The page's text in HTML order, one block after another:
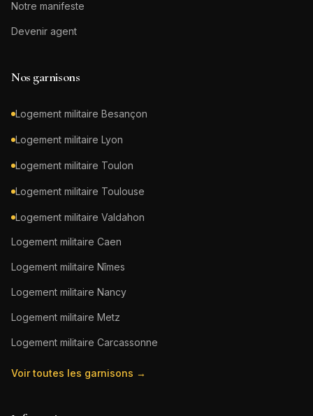
Notre manifeste
Devenir agent
Nos garnisons
Logement militaire Besançon
Logement militaire Lyon
Logement militaire Toulon
Logement militaire Toulouse
Logement militaire Valdahon
Logement militaire Caen
Logement militaire Nîmes
Logement militaire Nancy
Logement militaire Metz
Logement militaire Carcassonne
Voir toutes les garnisons →